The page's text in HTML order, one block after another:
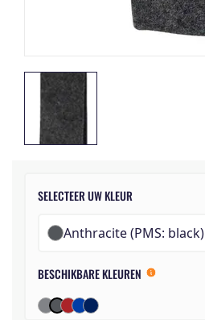
SELECTEER UW KLEUR
Anthracite (PMS: black)
BESCHIKBARE KLEUREN